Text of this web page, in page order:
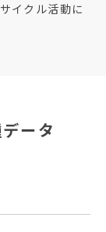
イクル活動に
ータ